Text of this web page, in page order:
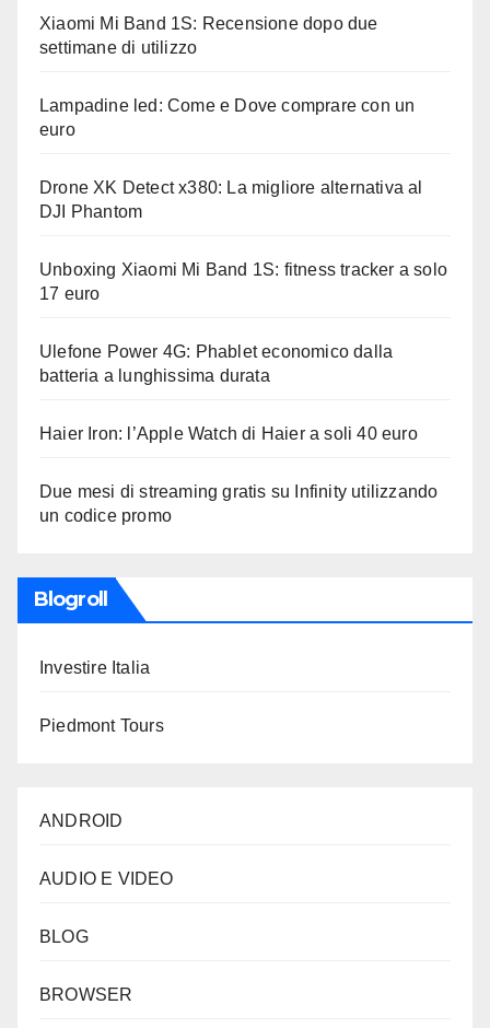
Xiaomi Mi Band 1S: Recensione dopo due
settimane di utilizzo
Lampadine led: Come e Dove comprare con un
euro
Drone XK Detect x380: La migliore alternativa al
DJI Phantom
Unboxing Xiaomi Mi Band 1S: fitness tracker a solo
17 euro
Ulefone Power 4G: Phablet economico dalla
batteria a lunghissima durata
Haier Iron: l’Apple Watch di Haier a soli 40 euro
Due mesi di streaming gratis su Infinity utilizzando
un codice promo
Blogroll
Investire Italia
Piedmont Tours
ANDROID
AUDIO E VIDEO
BLOG
BROWSER